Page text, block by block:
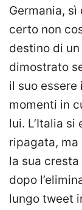
Germania,
certo non
destino di
dimostrato
il suo
momenti in
lui. L’Italia
ripagata,
la sua
dopo
lungo tweet